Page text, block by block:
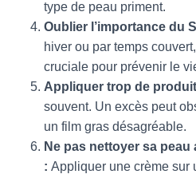
type de peau priment.
Oublier l’importance du
hiver ou par temps
cruciale pour prévenir le
Appliquer trop de
souvent. Un excès peut
un film gras désagréable.
Ne pas nettoyer sa peau
: Appliquer une crème sur